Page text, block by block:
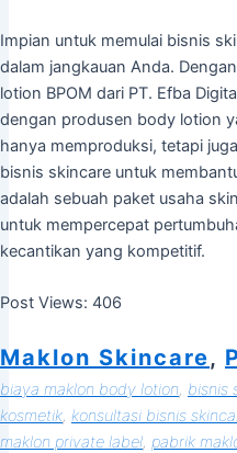
Impian untuk memulai bisnis
dalam jangkauan Anda.
lotion BPOM dari PT. Efba
dengan produsen body lotion
hanya memproduksi, tetapi
bisnis skincare untuk
adalah sebuah paket usaha
untuk mempercepat
kecantikan yang kompetitif.
Post Views: 406
Maklon Skincare,
biaya maklon body lotion, bisnis
kosmetik, konsultasi bisnis
maklon private label, pabrik